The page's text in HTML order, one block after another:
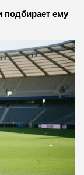
подбирает ему